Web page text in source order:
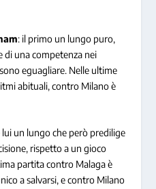
: il primo un lungo puro,
di una competenza nei
eguagliare. Nelle ultime
abituali, contro Milano è
lui un lungo che però predilige
rispetto a un gioco
partita contro Malaga è
a salvarsi, e contro Milano